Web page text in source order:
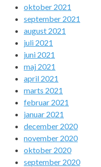
oktober 2021
september 2021
august 2021
juli 2021
juni 2021
maj 2021
april 2021
marts 2021
februar 2021
januar 2021
december 2020
november 2020
oktober 2020
september 2020